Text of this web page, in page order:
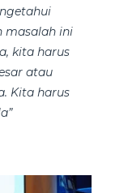
masalah ini
kita harus
atau
Kita harus